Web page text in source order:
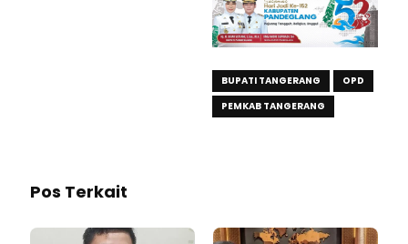
BUPATI TANGERANG
OPD
PEMKAB TANGERANG
Pos Terkait